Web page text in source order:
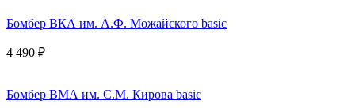
Бомбер ВКА им. А.Ф. Можайского basic
4 490 ₽
Бомбер ВМА им. С.М. Кирова basic